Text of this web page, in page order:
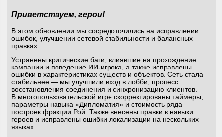
Приветствуем, герои!
В этом обновлении мы сосредоточились на исправлении
ошибок, улучшении сетевой стабильности и балансных
правках.
Устранены критические баги, влиявшие на прохождение
кампании и поведение ИИ-игрока, а также исправлены
ошибки в характеристиках существ и объектов. Сеть стала
стабильнее — мы улучшили вход в лобби, процесс
восстановления соединения и синхронизацию клиентов.
В многопользовательской игре скорректированы таймеры,
параметры навыка «Дипломатия» и стоимость ряда
построек фракции Рой. Также внесены правки в навыки
героев и исправлены ошибки локализации на нескольких
языках.